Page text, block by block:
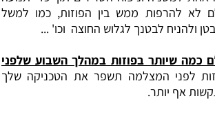
לא להרפות ממש בין הפוזות, כמו למשל
ולהניח לבטנך לגלוש החוצה וכו' ...
כמה שיותר בפוזות במהלך השבוע שלפני
לפני המצלמה תשפר את הטכניקה שלך
אף יותר.